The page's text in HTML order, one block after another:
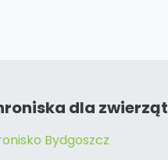
dla zwierząt
Bydgoszcz